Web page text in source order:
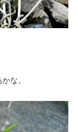
な。